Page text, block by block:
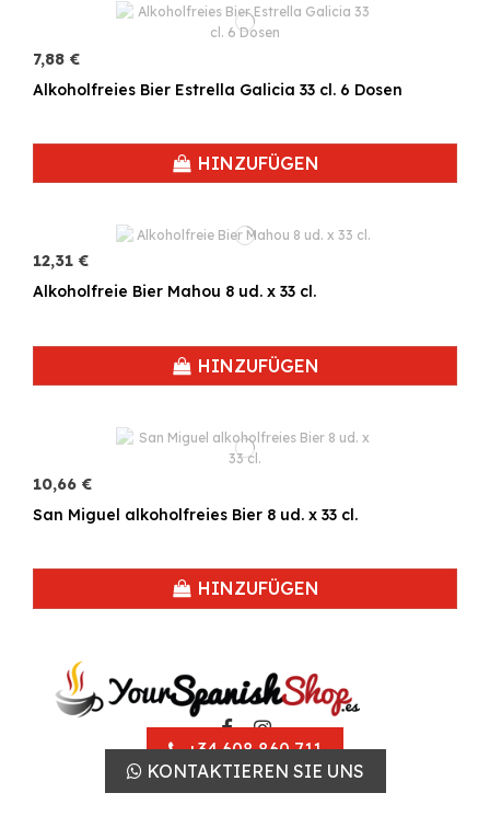
7,88 €
Alkoholfreies Bier Estrella Galicia 33 cl. 6 Dosen
HINZUFÜGEN
12,31 €
Alkoholfreie Bier Mahou 8 ud. x 33 cl.
HINZUFÜGEN
10,66 €
San Miguel alkoholfreies Bier 8 ud. x 33 cl.
HINZUFÜGEN
+34 608 860 711
KONTAKTIEREN SIE UNS